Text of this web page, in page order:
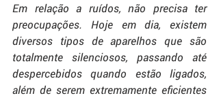
Em relação a ruídos, não precisa ter
preocupações. Hoje em dia, existem
diversos tipos de aparelhos que são
totalmente silenciosos, passando até
despercebidos quando estão ligados,
além de serem extremamente eficientes